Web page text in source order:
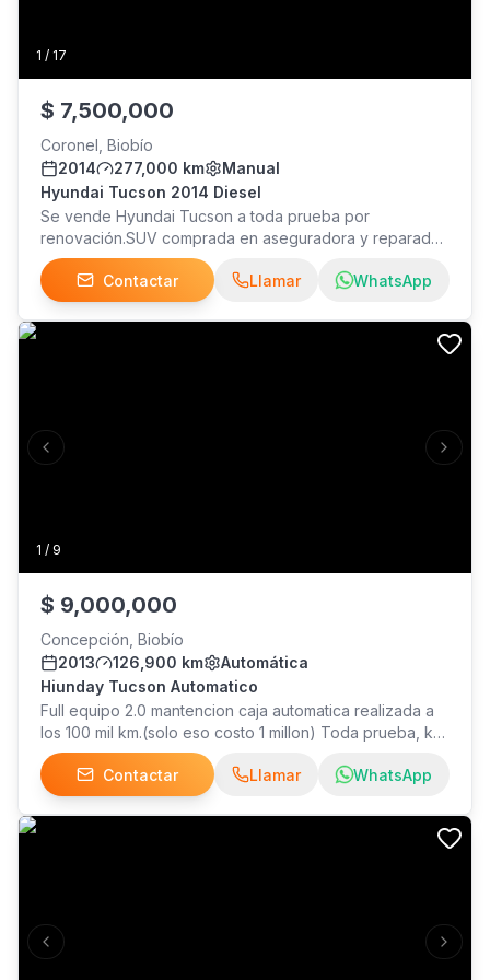
1 / 17
$ 7,500,000
Coronel, Biobío
2014
277,000 km
Manual
Hyundai Tucson 2014 Diesel
Se vende Hyundai Tucson a toda prueba por
renovación.SUV comprada en aseguradora y reparada
a toda prueba se reparo con piezas originales motor
impeque. Venga a verlo con mecánico para su mayor
tranquilidad.visita sólo viernes, sábado, domingo y
lunes. Se realizó mantención completa a los 257 km
Contactar Llamar WhatsApp
1 / 9
Previous slide Next
$ 9,000,000
Concepción, Biobío
2013
126,900 km
Automática
Hiunday Tucson Automatico
Full equipo 2.0 mantencion caja automatica realizada a
los 100 mil km.(solo eso costo 1 millon) Toda prueba, km
real acepto ofertas serias. Watsapp
Contactar
Llamar WhatsApp
Previous slide Next